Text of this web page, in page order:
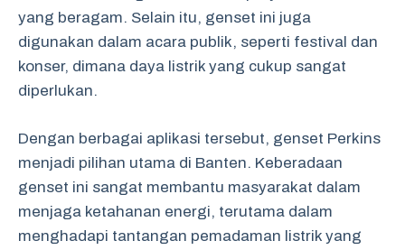
yang beragam. Selain itu, genset ini juga
digunakan dalam acara publik, seperti festival dan
konser, dimana daya listrik yang cukup sangat
diperlukan.
Dengan berbagai aplikasi tersebut, genset Perkins
menjadi pilihan utama di Banten. Keberadaan
genset ini sangat membantu masyarakat dalam
menjaga ketahanan energi, terutama dalam
menghadapi tantangan pemadaman listrik yang